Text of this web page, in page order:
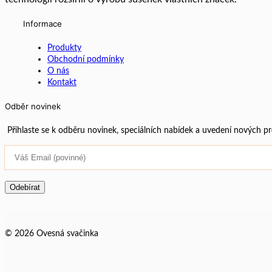
Informace
Produkty
Obchodní podmínky
O nás
Kontakt
Odběr novinek
Přihlaste se k odběru novinek, speciálních nabídek a uvedení nových
© 2026 Ovesná svačinka